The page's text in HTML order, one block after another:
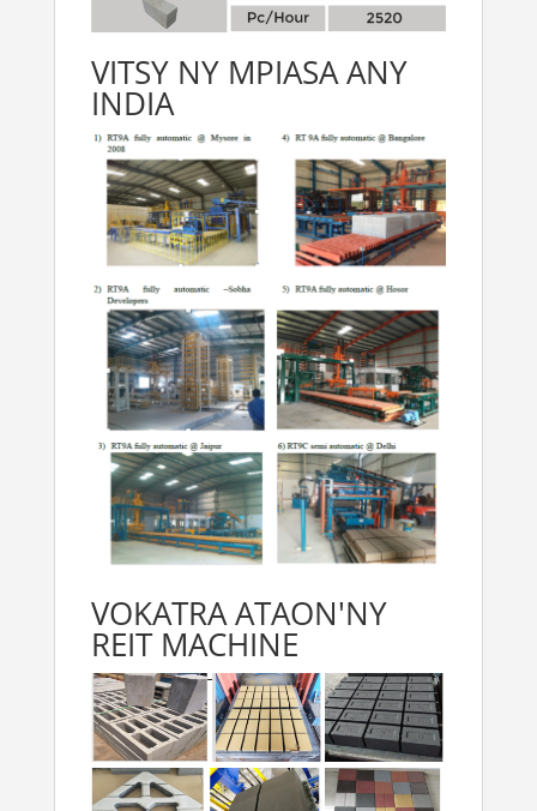
VITSY NY MPIASA ANY
INDIA
VOKATRA ATAON'NY
REIT MACHINE